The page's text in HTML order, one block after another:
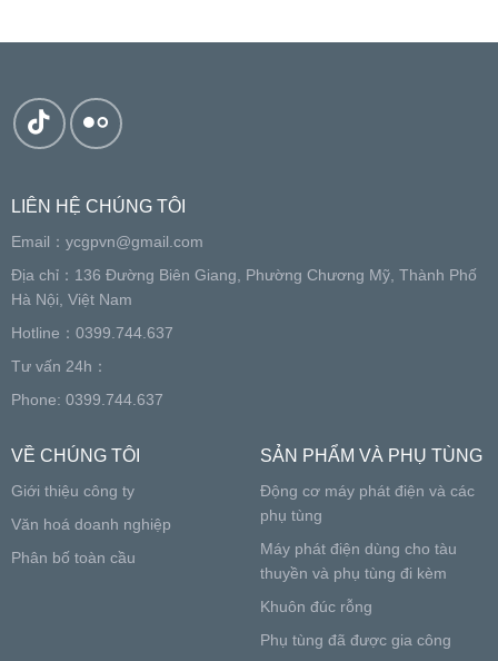
LIÊN HỆ CHÚNG TÔI
Email： ycgpvn@gmail.com
Địa chỉ：136 Đường Biên Giang, Phường Chương Mỹ, Thành Phố
Hà Nội, Việt Nam
Hotline：0399.744.637
Tư vấn 24h：
Phone: 0399.744.637
VỀ CHÚNG TÔI
Giới thiệu công ty
Văn hoá doanh nghiệp
Phân bố toàn cầu
SẢN PHẨM VÀ PHỤ TÙNG
Động cơ máy phát điện và các
phụ tùng
Máy phát điện dùng cho tàu
thuyền và phụ tùng đi kèm
Khuôn đúc rỗng
Phụ tùng đã được gia công